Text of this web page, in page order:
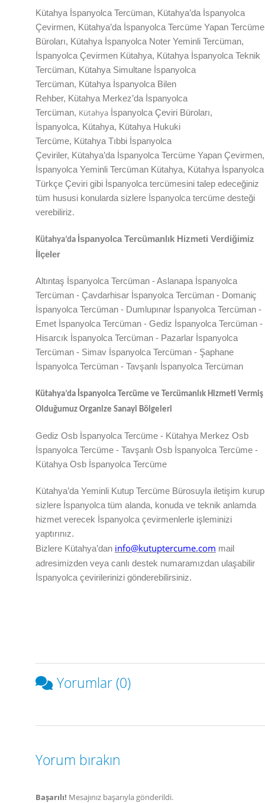
Kütahya İspanyolca Tercüman, Kütahya’da İspanyolca
Çevirmen, Kütahya’da İspanyolca Tercüme Yapan Tercüme
Büroları, Kütahya İspanyolca Noter Yeminli Tercüman,
İspanyolca Çevirmen Kütahya, Kütahya İspanyolca Teknik
Tercüman, Kütahya Simultane İspanyolca
Tercüman, Kütahya İspanyolca Bilen
Rehber, Kütahya Merkez’da İspanyolca
Tercüman, Kütahya İspanyolca Çeviri Büroları,
İspanyolca, Kütahya, Kütahya Hukuki
Tercüme, Kütahya Tıbbi İspanyolca
Çeviriler, Kütahya’da İspanyolca Tercüme Yapan Çevirmen,
İspanyolca Yeminli Tercüman Kütahya, Kütahya İspanyolca
Türkçe Çeviri gibi İspanyolca tercümesini talep edeceğiniz
tüm hususi konularda sizlere İspanyolca tercüme desteği
verebiliriz.
Kütahya’da İspanyolca Tercümanlık Hizmeti Verdiğimiz
İlçeler
Altıntaş İspanyolca Tercüman - Aslanapa İspanyolca
Tercüman - Çavdarhisar İspanyolca Tercüman - Domaniç
İspanyolca Tercüman - Dumlupınar İspanyolca Tercüman -
Emet İspanyolca Tercüman - Gediz İspanyolca Tercüman -
Hisarcık İspanyolca Tercüman - Pazarlar İspanyolca
Tercüman - Simav İspanyolca Tercüman - Şaphane
İspanyolca Tercüman - Tavşanlı İspanyolca Tercüman
Kütahya’da İspanyolca Tercüme ve Tercümanlık Hizmeti Vermiş
Olduğumuz Organize Sanayi Bölgeleri
Gediz Osb İspanyolca Tercüme - Kütahya Merkez Osb
İspanyolca Tercüme - Tavşanlı Osb İspanyolca Tercüme -
Kütahya Osb İspanyolca Tercüme
Kütahya’da Yeminli Kutup Tercüme Bürosuyla iletişim kurup
sizlere İspanyolca tüm alanda, konuda ve teknik anlamda
hizmet verecek İspanyolca çevirmenlerle işleminizi
yaptırınız.
Bizlere Kütahya’dan info@kutuptercume.com mail
adresimizden veya canlı destek numaramızdan ulaşabilir
İspanyolca çevirilerinizi gönderebilirsiniz.
Yorumlar (0)
Yorum bırakın
Başarılı! Mesajınız başarıyla gönderildi.